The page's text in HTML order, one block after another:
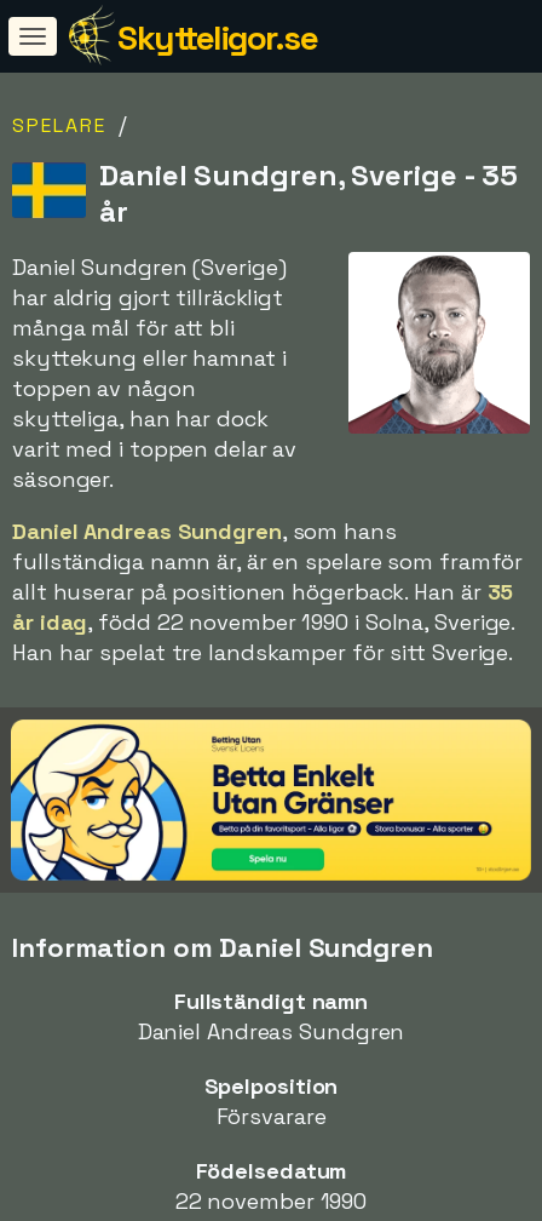
Skytteligor.se
SPELARE /
Daniel Sundgren, Sverige - 35
år
Daniel Sundgren (Sverige)
har aldrig gjort tillräckligt
många mål för att bli
skyttekung eller hamnat i
toppen av någon
skytteliga, han har dock
varit med i toppen delar av
säsonger.
Daniel Andreas Sundgren, som hans
fullständiga namn är, är en spelare som framför
allt huserar på positionen högerback. Han är 35
år idag, född 22 november 1990 i Solna, Sverige.
Han har spelat tre landskamper för sitt Sverige.
Information om Daniel Sundgren
Fullständigt namn
Daniel Andreas Sundgren
Spelposition
Försvarare
Födelsedatum
22 november 1990